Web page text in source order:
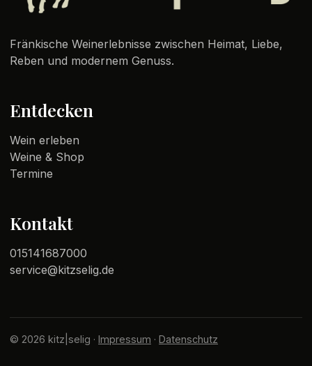
Fränkische Weinerlebnisse zwischen Heimat, Liebe,
Reben und modernem Genuss.
Entdecken
Wein erleben
Weine & Shop
Termine
Kontakt
015141687000
service@kitzselig.de
© 2026 kitz|selig · Impressum · Datenschutz